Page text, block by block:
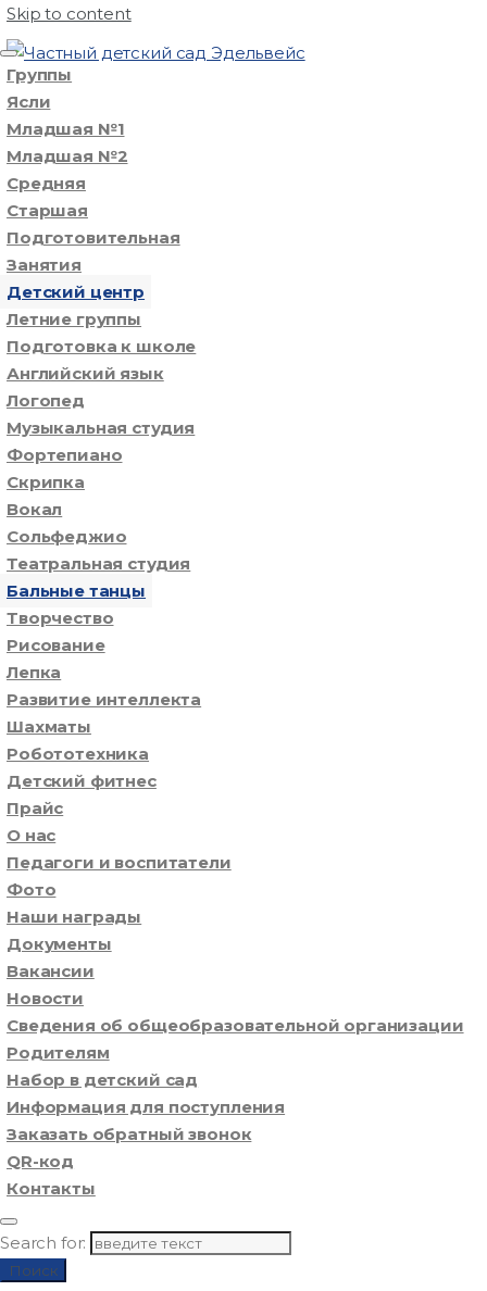
Skip to content
Группы
Ясли
Младшая №1
Младшая №2
Средняя
Старшая
Подготовительная
Занятия
Детский центр
Летние группы
Подготовка к школе
Английский язык
Логопед
Музыкальная студия
Фортепиано
Скрипка
Вокал
Сольфеджио
Театральная студия
Бальные танцы
Творчество
Рисование
Лепка
Развитие интеллекта
Шахматы
Робототехника
Детский фитнес
Прайс
О нас
Педагоги и воспитатели
Фото
Наши награды
Документы
Вакансии
Новости
Сведения об общеобразовательной организации
Родителям
Набор в детский сад
Информация для поступления
Заказать обратный звонок
QR-код
Контакты
Search for:
Поиск